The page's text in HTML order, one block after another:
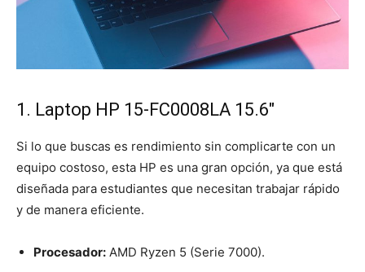
1. Laptop HP 15-FC0008LA 15.6″
Si lo que buscas es rendimiento sin complicarte con un
equipo costoso, esta HP es una gran opción, ya que está
diseñada para estudiantes que necesitan trabajar rápido
y de manera eficiente.
Procesador: AMD Ryzen 5 (Serie 7000).